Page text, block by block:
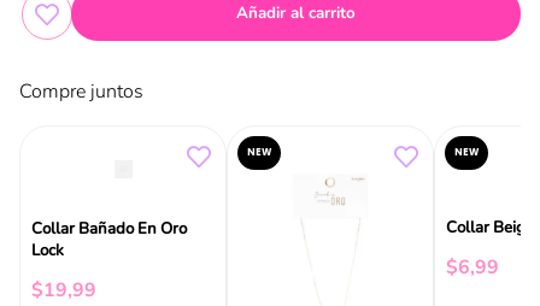
Añadir al carrito
Compre juntos
Collar Bañado En Oro
Lock
$19,99
NEW NEW
Collar Beige
$6,99